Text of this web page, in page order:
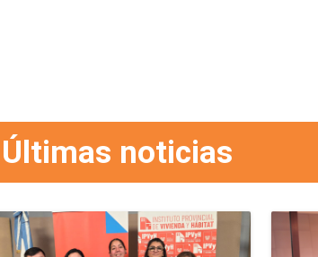
Últimas noticias